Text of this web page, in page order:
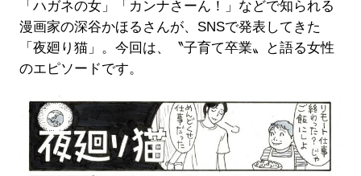
「ハガネの女」「カンナさーん！」などで知られる
漫画家の深谷かほるさんが、SNSで発表してきた
「夜廻り猫」。今回は、〝子育て卒業〟と語る女性
のエピソードです。